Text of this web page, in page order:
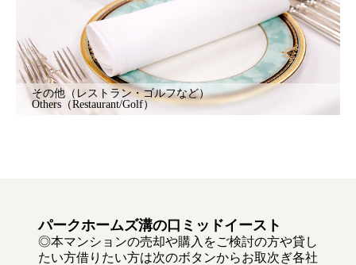
その他（レストラン・ゴルフなど）
Others（Restaurant/Golf）
パークホームズ溝の口ミッドイースト
◎本マンションの売却や購入をご検討の方や貸し
たい方借りたい方は次のボタンからお取次ぎ各社